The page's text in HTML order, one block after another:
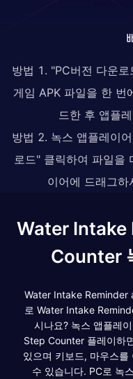
방법 1. "PC버전 다운
게임 APK 파일을 한 번
드한 후 앱플
방법 2. 녹스 앱플레이
로드" 클릭하여 파일을
이어에 드래그
Water Intake
Counter
Water Intake Reminder
로 Water Intake
시나요? 녹스 앱플레
Step Counter 플레이하
있으며 키보드, 마우스
수 있습니다. PC로 녹